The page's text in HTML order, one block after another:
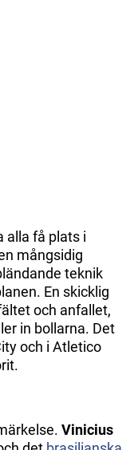
alla få plats i
mångsidig
teknik
En skicklig
och anfallet,
in bollarna. Det
och i Atletico
Vinicius